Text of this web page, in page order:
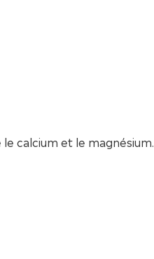
calcium et le magnésium.